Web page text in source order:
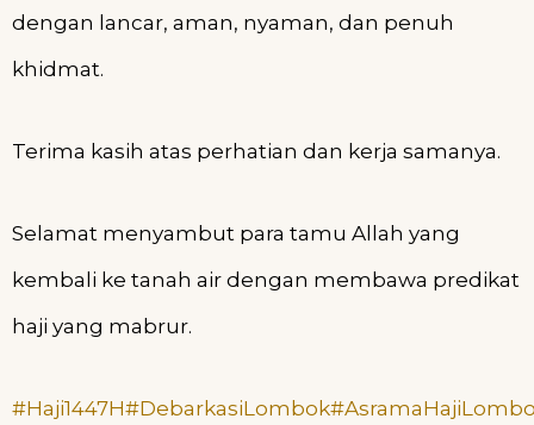
dengan lancar, aman, nyaman, dan penuh
khidmat.
Terima kasih atas perhatian dan kerja samanya.
Selamat menyambut para tamu Allah yang
kembali ke tanah air dengan membawa predikat
haji yang mabrur.
#Haji1447H#DebarkasiLombok